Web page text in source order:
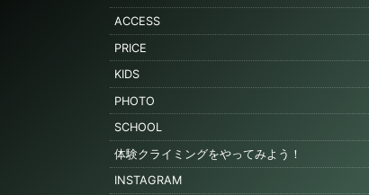
ACCESS
PRICE
KIDS
PHOTO
SCHOOL
体験クライミングをやってみよう！
INSTAGRAM